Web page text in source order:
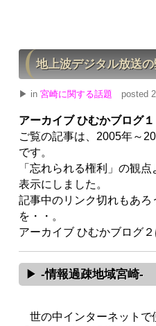
地上波デジタル放送
▶ in宮崎に関する話題 posted
アーカイブ ひむかブログ１
ご覧の記事は、2005年～
です。
「忘れられる権利」の観
表示にしました。
記事中のリンク切れもあ
を・・。
アーカイブ ひむかブログ
-情報過疎地域宮崎-
世の中インターネットで